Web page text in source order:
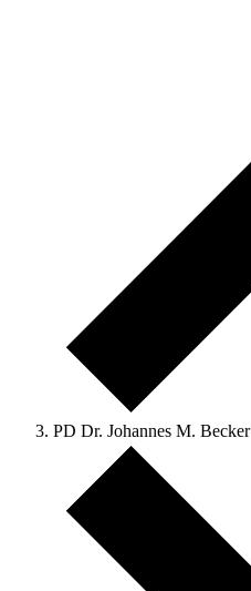
PD Dr. Johannes M. Becker